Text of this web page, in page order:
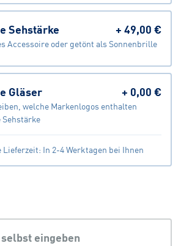
Sehstärke +49,00 €
Accessoire oder getönt als Sonnenbrille
Gläser + 0,00 €
welche Markenlogos enthalten
Sehstärke
Lieferzeit: In 2-4 Werktagen bei Ihnen
eingeben